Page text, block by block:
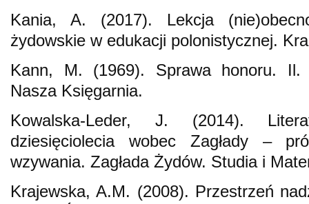
Kania, A. (2017). Lekcja
żydowskie w edukacji polonistycznej.
Kann, M. (1969). Sprawa honoru. Il.
Nasza Księgarnia.
Kowalska-Leder, J. (2014).
dziesięciolecia wobec Zagłady –
wzywania. Zagłada Żydów. Studia i
Krajewska, A.M. (2008). Przestrzeń